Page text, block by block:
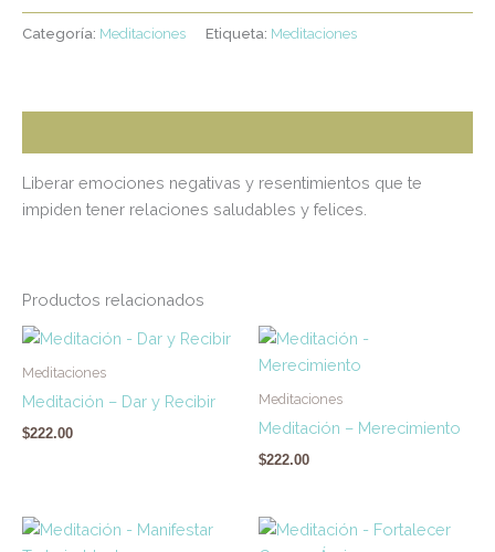
Categoría: Meditaciones Etiqueta: Meditaciones
Liberar emociones negativas y resentimientos que te
impiden tener relaciones saludables y felices.
Productos relacionados
Meditaciones
Meditación – Dar y Recibir
$222.00
Meditaciones
Meditación – Merecimiento
$222.00